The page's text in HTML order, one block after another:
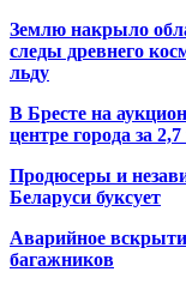
Землю накрыло
следы древнего
льду
В Бресте на
центре города за
Продюсеры и
Беларуси буксует
Аварийное
багажников